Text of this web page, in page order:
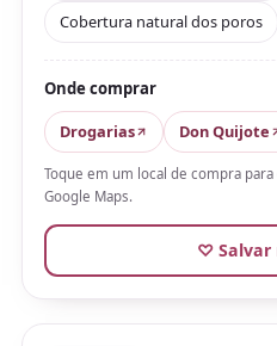
sensação hidratada , o
como protetor para pele
Além disso, tem um leve
poros e vermelhidão de
como base de maquiagem,
Cobertura natural dos poros
Onde comprar
Drogarias
Don Quijote
Toque em um local de compra
Google Maps.
♡ Salvar